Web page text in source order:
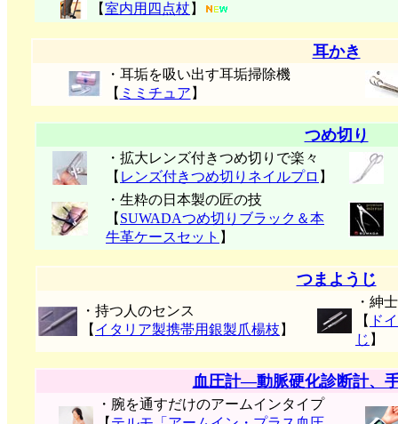
【室内用四点杖 】
耳かき
・耳垢を吸い出す耳垢掃除機
【 ミミチュア 】
つめ切り
・拡大レンズ付きつめ切りで楽々
【 レンズ付きつめ切りネイルプロ 】
・生粋の日本製の匠の技
【 SUWADAつめ切りブラック＆本
牛革ケースセット 】
つまようじ
・持つ人のセンス
【 イタリア製携帯用銀製爪楊枝 】
・紳
【 ド
じ 】
血圧計―動脈硬化診断計、
・腕を通すだけのアームインタイプ